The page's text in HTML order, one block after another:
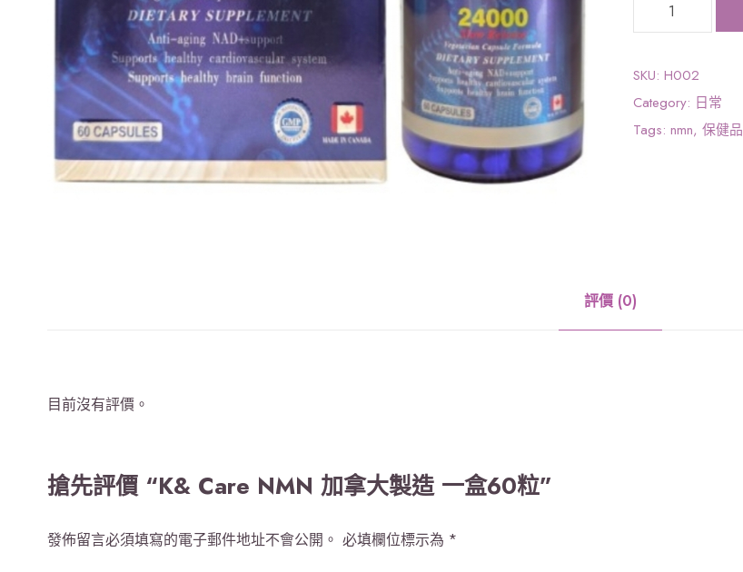
a
r
e
製
SKU: H002
Category: 日常
Tags: nmn, 保健品
評價 (0)
目前沒有評價。
搶先評價 “K& Care NMN 加拿大製造 一盒60粒”
發佈留言必須填寫的電子郵件地址不會公開。 必填欄位標示為 *